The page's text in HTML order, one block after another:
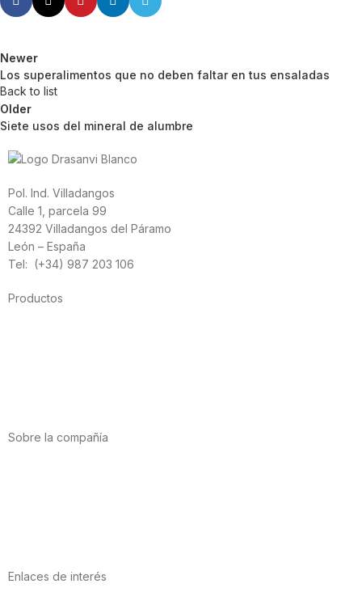
Newer
Los superalimentos que no deben faltar en tus ensaladas
Back to list
Older
Siete usos del mineral de alumbre
Pol. Ind. Villadangos
Calle 1, parcela 99
24392 Villadangos del Páramo
León – España
Tel: (+34) 987 203 106
Productos
Sobre la compañía
Enlaces de interés